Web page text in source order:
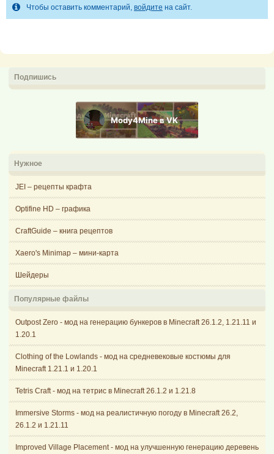
Чтобы оставить комментарий, войдите на сайт.
Подпишись
Mody4Mine в VK
Нужное
JEI – рецепты крафта
Optifine HD – графика
CraftGuide – книга рецептов
Xaero's Minimap – мини-карта
Шейдеры
Популярные файлы
Outpost Zero - мод на генерацию бункеров в Minecraft 26.1.2, 1.21.11 и
1.20.1
Clothing of the Lowlands - мод на средневековые костюмы для
Minecraft 1.21.1 и 1.20.1
Tetris Craft - мод на тетрис в Minecraft 26.1.2 и 1.21.8
Immersive Storms - мод на реалистичную погоду в Minecraft 26.2,
26.1.2 и 1.21.11
Improved Village Placement - мод на улучшенную генерацию деревень